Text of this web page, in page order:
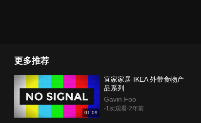
更多推荐
01:09
宜家家居 IKEA 外带食物产
品系列
Gavin Foo
-1次观看·2年前